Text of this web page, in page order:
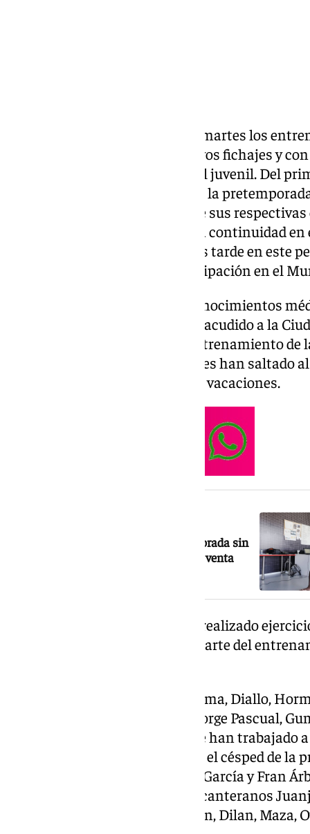
El Granada CF ha iniciado este martes los
las órdenes de Pacheta sin nuevos fichajes y
cantera, tanto del filial como del juvenil. Del
futbolistas que han comenzado la
Stoichkov, que han regresado de sus
el Deportivo de la Coruña y cuya continuidad
Luca Zidane se incorporará más tarde en este
acabar recientemente su participación en el
Tras la primera jornada de reconocimientos
futbolistas del Granada CF han acudido a la
realizar la primera sesión de entrenamiento de
una sesión de vídeo, los jugadores han saltado
primera vez tras la vuelta de las vacaciones.
El Granada CF comienza la pretemporada sin
fichajes y a la espera de concretar su venta
Por grupos, los futbolistas han realizado
activación durante la primera parte del
Pau Casadesús, Óscar, Manu Lama, Diallo,
Alemañ, Rodelas, Jose Arnaiz, Jorge Pascual,
jugadores del primer equipo que han trabajado
primera sesión de trabajo sobre el césped de la
unido los jóvenes porteros Iker García y Fran
cesión, además de los también canteranos
Bourama, Puma, Angelo, Gambin, Dilan, Maza,